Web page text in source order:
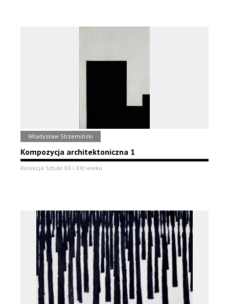
Władysław Strzemiński
Kompozycja architektoniczna 1
Kolekcja Sztuki XX i XXI wieku